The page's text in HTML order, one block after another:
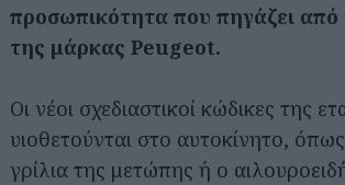
προσωπικότητα που πηγάζει από
της μάρκας Peugeot.
Οι νέοι σχεδιαστικοί κώδικες της
υιοθετούνται στο αυτοκίνητο,
γρίλια της μετώπης ή ο